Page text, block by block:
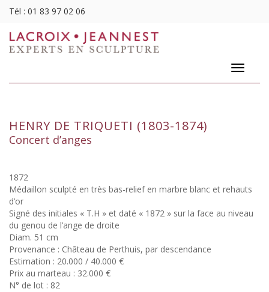
Tél : 01 83 97 02 06
Toggle
HENRY DE TRIQUETI (1803-1874)
Concert d’anges
1872
Médaillon sculpté en très bas-relief en marbre blanc et rehauts
d’or
Signé des initiales « T.H » et daté « 1872 » sur la face au niveau
du genou de l’ange de droite
Diam. 51 cm
Provenance : Château de Perthuis, par descendance
Estimation : 20.000 / 40.000 €
Prix au marteau : 32.000 €
N° de lot : 82